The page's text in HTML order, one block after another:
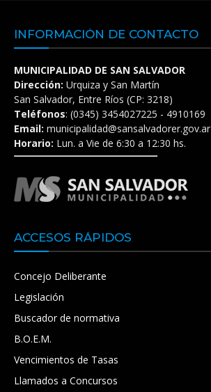
INFORMACIÓN DE CONTACTO
MUNICIPALIDAD DE SAN SALVADOR
Dirección: Urquiza y San Martín
San Salvador, Entre Ríos (CP: 3218)
Teléfonos: (0345) 3454027225 - 4910169
Email: municipalidad@sansalvadorer.gov.ar
Horario: Lun. a Vie de 6:30 a 12:30 hs.
ACCESOS RÁPIDOS
Concejo Deliberante
Legislación
Buscador de normativa
B.O.E.M.
Vencimientos de Tasas
Llamados a Concursos